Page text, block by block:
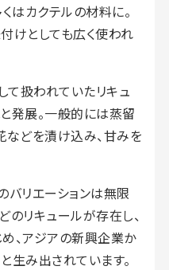
はカクテルの材料に。
けとしても広く使われ
て扱われていたリキュ
と発展。一般的には蒸留
などを漬け込み、甘みを
バリエーションは無限
のリキュールが存在し、
、アジアの新興企業か
生み出されています。